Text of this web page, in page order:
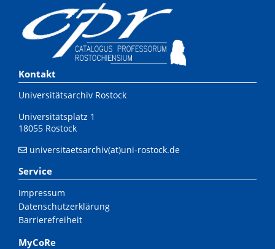
Kontakt
Universitätsarchiv Rostock
Universitätsplatz 1
18055 Rostock
universitaetsarchiv(at)uni-rostock.de
Service
Impressum
Datenschutzerklärung
Barrierefreiheit
MyCoRe